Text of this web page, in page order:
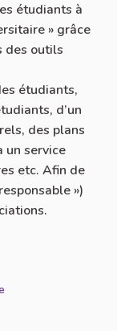
étudiants à
» grâce
des outils
étudiants,
d’un
des plans
un service
etc. Afin de
»)